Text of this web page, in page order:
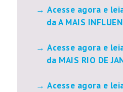
Acesse agora e
da A MAIS
Acesse agora e
da MAIS RIO DE
Acesse agora e